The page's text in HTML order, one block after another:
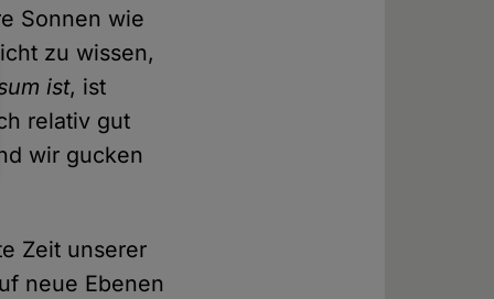
Sonnen wie
zu wissen,
ist, ist
relativ gut
wir gucken
Zeit unserer
neue Ebenen